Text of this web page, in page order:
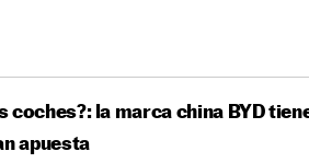
coches?: la marca china BYD
apuesta